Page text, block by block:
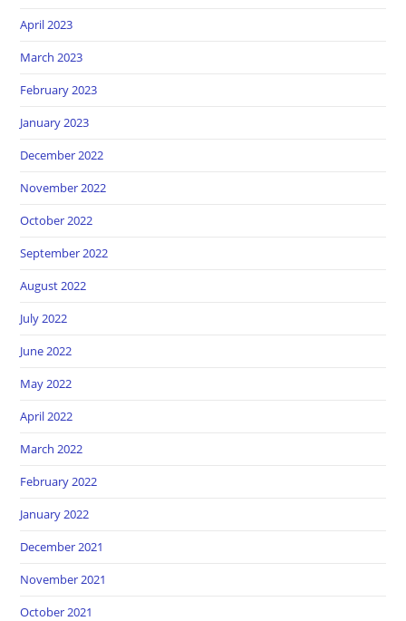
April 2023
March 2023
February 2023
January 2023
December 2022
November 2022
October 2022
September 2022
August 2022
July 2022
June 2022
May 2022
April 2022
March 2022
February 2022
January 2022
December 2021
November 2021
October 2021